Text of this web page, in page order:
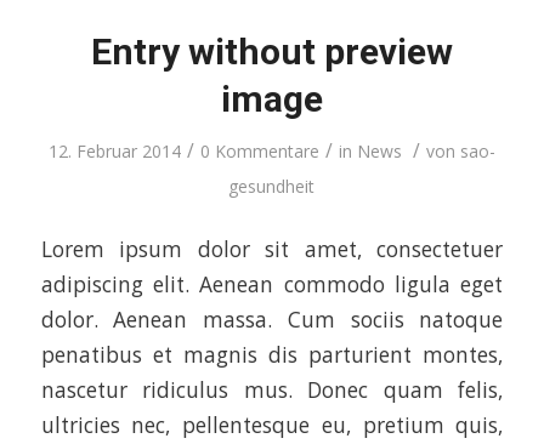
Entry without preview
image
12. Februar 2014 / 0 Kommentare / in News / von sao-
gesundheit
Lorem ipsum dolor sit amet, consectetuer
adipiscing elit. Aenean commodo ligula eget
dolor. Aenean massa. Cum sociis natoque
penatibus et magnis dis parturient montes,
nascetur ridiculus mus. Donec quam felis,
ultricies nec, pellentesque eu, pretium quis,